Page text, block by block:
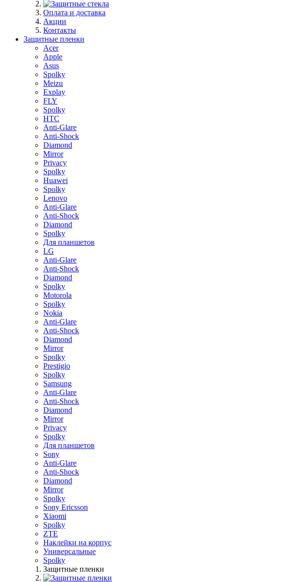
Оплата и доставка
Акции
Контакты
Защитные пленки
Acer
Apple
Asus
Spolky
Meizu
Explay
FLY
Spolky
HTC
Anti-Glare
Anti-Shock
Diamond
Mirror
Privacy
Spolky
Huawei
Spolky
Lenovo
Anti-Glare
Anti-Shock
Diamond
Spolky
Для планшетов
LG
Anti-Glare
Anti-Shock
Diamond
Spolky
Motorola
Spolky
Nokia
Anti-Glare
Anti-Shock
Diamond
Mirror
Spolky
Prestigio
Spolky
Samsung
Anti-Glare
Anti-Shock
Diamond
Mirror
Privacy
Spolky
Для планшетов
Sony
Anti-Glare
Anti-Shock
Diamond
Mirror
Spolky
Sony Ericsson
Xiaomi
Spolky
ZTE
Наклейки на корпус
Универсальные
Spolky
Защитные пленки